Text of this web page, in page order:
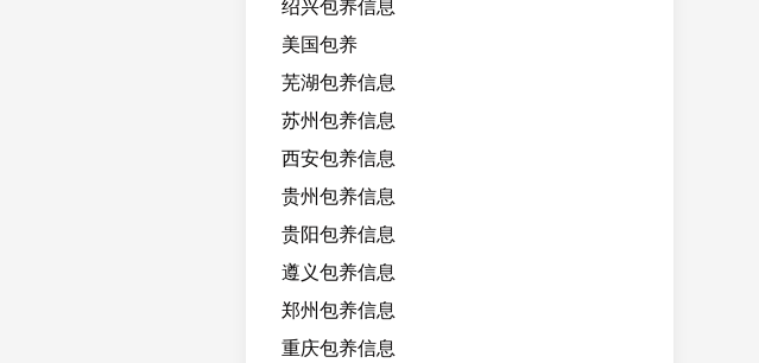
绍兴包养信息
美国包养
芜湖包养信息
苏州包养信息
西安包养信息
贵州包养信息
贵阳包养信息
遵义包养信息
郑州包养信息
重庆包养信息